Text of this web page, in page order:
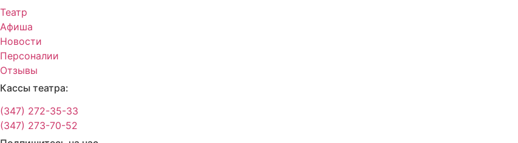
Театр
Афиша
Новости
Персоналии
Отзывы
Кассы театра:
(347) 272-35-33
(347) 273-70-52